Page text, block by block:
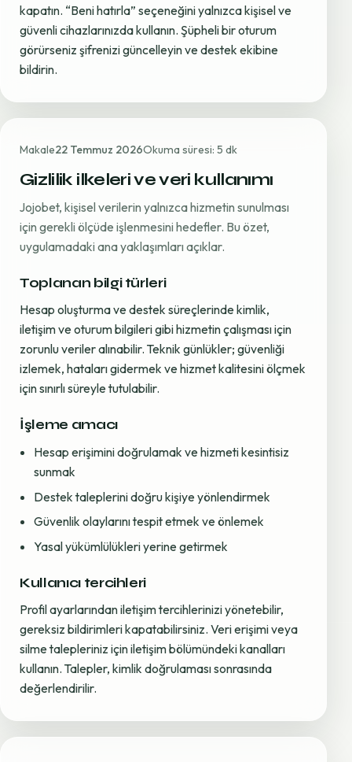
kapatın. “Beni hatırla” seçeneğini yalnızca kişisel ve
güvenli cihazlarınızda kullanın. Şüpheli bir oturum
görürseniz şifrenizi güncelleyin ve destek ekibine
bildirin.
Makale22 Temmuz 2026Okuma süresi: 5 dk
Gizlilik ilkeleri ve veri kullanımı
Jojobet, kişisel verilerin yalnızca hizmetin sunulması
için gerekli ölçüde işlenmesini hedefler. Bu özet,
uygulamadaki ana yaklaşımları açıklar.
Toplanan bilgi türleri
Hesap oluşturma ve destek süreçlerinde kimlik,
iletişim ve oturum bilgileri gibi hizmetin çalışması için
zorunlu veriler alınabilir. Teknik günlükler; güvenliği
izlemek, hataları gidermek ve hizmet kalitesini ölçmek
için sınırlı süreyle tutulabilir.
İşleme amacı
Hesap erişimini doğrulamak ve hizmeti kesintisiz
sunmak
Destek taleplerini doğru kişiye yönlendirmek
Güvenlik olaylarını tespit etmek ve önlemek
Yasal yükümlülükleri yerine getirmek
Kullanıcı tercihleri
Profil ayarlarından iletişim tercihlerinizi yönetebilir,
gereksiz bildirimleri kapatabilirsiniz. Veri erişimi veya
silme talepleriniz için iletişim bölümündeki kanalları
kullanın. Talepler, kimlik doğrulaması sonrasında
değerlendirilir.